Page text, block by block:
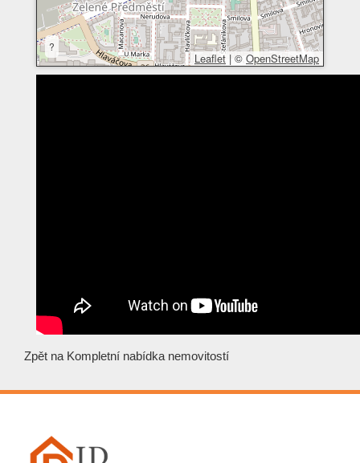
?
Leaflet | © OpenStreetMap
Zpět na Kompletní nabídka nemovitostí